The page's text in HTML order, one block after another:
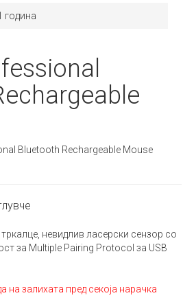
година
Bluetooth Rechargeable Mouse
невидлив ласерски сензор со
за Multiple Pairing Protocol за USB
на залихата пред секоја нарачка